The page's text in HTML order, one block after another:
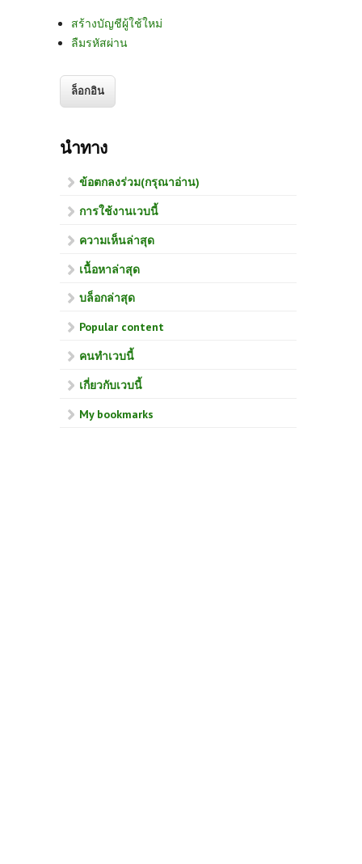
สร้างบัญชีผู้ใช้ใหม่
ลืมรหัสผ่าน
นำทาง
ข้อตกลงร่วม(กรุณาอ่าน)
การใช้งานเวบนี้
ความเห็นล่าสุด
เนื้อหาล่าสุด
บล็อกล่าสุด
Popular content
คนทำเวบนี้
เกี่ยวกับเวบนี้
My bookmarks